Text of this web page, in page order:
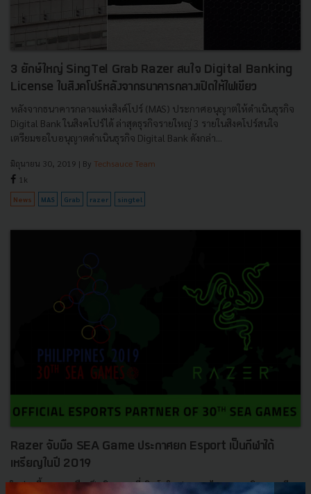
3 ยักษ์ใหญ่ SingTel Grab Razer สนใจ Digital Banking
License ในสิงคโปร์หลังจากธนาคารกลางเปิดให้ไฟเขียว
หลังจากธนาคารกลางแห่งสิงค์โปร์ (MAS) ประกาศอนุญาตให้ดำเนินธุรกิจ
Digital Bank ในสิงคโปร์ได้ ล่าสุดธุรกิจรายใหญ่ 3 รายในสิงคโปร์สนใจ
เตรียมขอใบอนุญาตดำเนินธุรกิจ Digital Bank ดังกล่า...
มิถุนายน 30, 2019 | By Techsauce Team
1k
News MAS Grab razer singtel
Razer จับมือ SEA Game ประกาศยก Esport เป็นกีฬาได้
เหรียญในปี 2019
ในช่วงนี้ Esport ถือเป็นกิจกรรมที่เติบโตในประเทศไทยและภูมิภาคเอเชีย